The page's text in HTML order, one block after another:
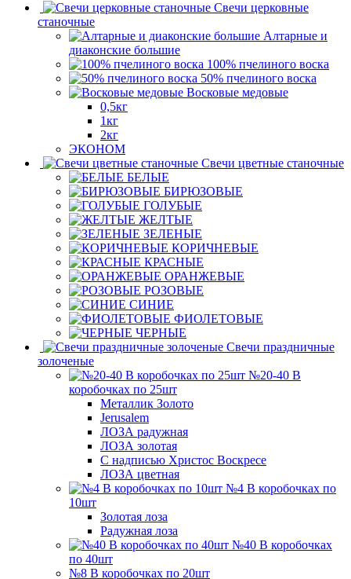
Свечи церковные
станочные
Алтарные и
диаконские большие
100% пчелиного воска
50% пчелиного воска
Восковые медовые
0,5кг
1кг
2кг
ЭКОНОМ
Свечи цветные станочные
БЕЛЫЕ
БИРЮЗОВЫЕ
ГОЛУБЫЕ
ЖЕЛТЫЕ
ЗЕЛЕНЫЕ
КОРИЧНЕВЫЕ
КРАСНЫЕ
ОРАНЖЕВЫЕ
РОЗОВЫЕ
СИНИЕ
ФИОЛЕТОВЫЕ
ЧЕРНЫЕ
Свечи праздничные
золоченые
№20-40 В
коробочках по 25шт
Металлик Золото
Jerusalem
ЛОЗА радужная
ЛОЗА золотая
С надписью Христос Воскресе
ЛОЗА цветная
№4 В коробочках по
10шт
Золотая лоза
Радужная лоза
№40 В коробочках
по 40шт
№8 В коробочках по 20шт